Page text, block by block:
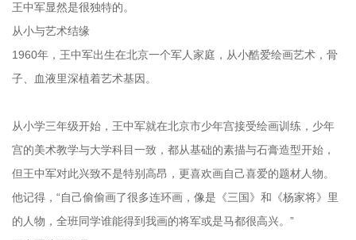
王中军显然是很独特的。
从小与艺术结缘
1960年，王中军出生在北京一个军人家庭，从小酷爱绘画艺术，骨
子、血液里深植着艺术基因。
从小学三年级开始，王中军就在北京市少年宫接受绘画训练，少年
宫的美术教学与大学科目一致，都从基础的素描与石膏造型开始，
但王中军对此兴致不是特别高昂，更喜欢画自己喜爱的题材人物。
他记得，“自己偷偷画了很多连环画，像是《三国》和《杨家将》里
的人物，全班同学谁能得到我画的将军或是马都很高兴。”